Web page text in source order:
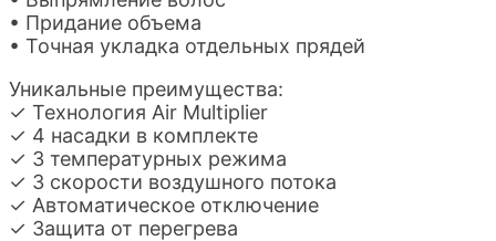
• Придание объема
• Точная укладка отдельных прядей
Уникальные преимущества:
✓ Технология Air Multiplier
✓ 4 насадки в комплекте
✓ 3 температурных режима
✓ 3 скорости воздушного потока
✓ Автоматическое отключение
✓ Защита от перегрева